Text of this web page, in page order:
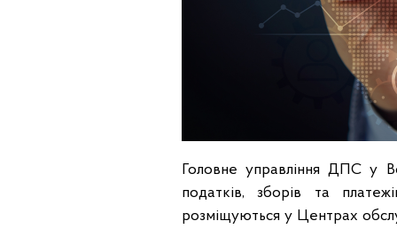
Головне управління ДПС у
податків, зборів та
розміщуються у Центрах